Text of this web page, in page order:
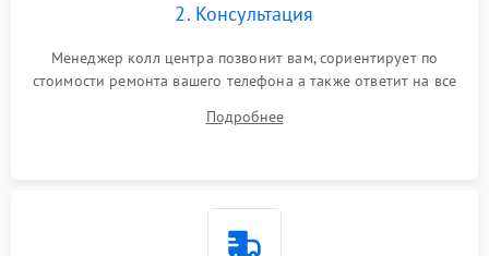
2. Консультация
Менеджер колл центра позвонит вам, сориентирует по
стоимости ремонта вашего телефона а также ответит на все
Подробнее